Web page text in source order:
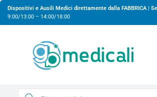
Dispositivi e Ausili Medici direttamente dalla FABBRICA |
9:00/13:00 – 14:00/18:00